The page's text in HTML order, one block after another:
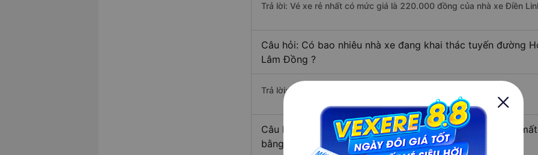
Trả lời: Vé xe rẻ nhất có mức giá là 220.000 đồng của nhà xe Điền
Câu hỏi: Có bao nhiêu nhà xe đang khai thác tuyến đường
Lâm Đồng ?
Trả lời: Hiện tại có 3 nhà xe khai thác tuyến đường.
Câu hỏi: Từ Hóc Môn - Sài Gòn đi Đạ Huoai - Lâm Đồng
bằng xe khách?